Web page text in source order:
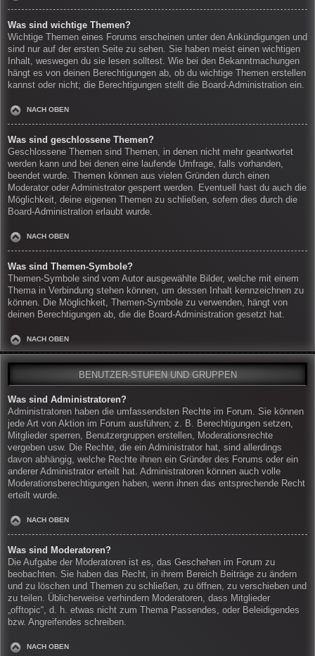
Was sind wichtige Themen?
Wichtige Themen eines Forums erscheinen unter den Ankündigungen und
sind nur auf der ersten Seite zu sehen. Sie haben meist einen wichtigen
Inhalt, weswegen du sie lesen solltest. Wie bei den Bekanntmachungen
hängt es von deinen Berechtigungen ab, ob du wichtige Themen erstellen
kannst oder nicht; die Berechtigungen stellt die Board-Administration ein.
NACH OBEN
Was sind geschlossene Themen?
Geschlossene Themen sind Themen, in denen nicht mehr geantwortet
werden kann und bei denen eine laufende Umfrage, falls vorhanden,
beendet wurde. Themen können aus vielen Gründen durch einen
Moderator oder Administrator gesperrt werden. Eventuell hast du auch die
Möglichkeit, deine eigenen Themen zu schließen, sofern dies durch die
Board-Administration erlaubt wurde.
NACH OBEN
Was sind Themen-Symbole?
Themen-Symbole sind vom Autor ausgewählte Bilder, welche mit einem
Thema in Verbindung stehen können, um dessen Inhalt kennzeichnen zu
können. Die Möglichkeit, Themen-Symbole zu verwenden, hängt von
deinen Berechtigungen ab, die die Board-Administration gesetzt hat.
NACH OBEN
BENUTZER-STUFEN UND GRUPPEN
Was sind Administratoren?
Administratoren haben die umfassendsten Rechte im Forum. Sie können
jede Art von Aktion im Forum ausführen; z. B. Berechtigungen setzen,
Mitglieder sperren, Benutzergruppen erstellen, Moderationsrechte
vergeben usw. Die Rechte, die ein Administrator hat, sind allerdings
davon abhängig, welche Rechte ihnen ein Gründer des Forums oder ein
anderer Administrator erteilt hat. Administratoren können auch volle
Moderationsberechtigungen haben, wenn ihnen das entsprechende Recht
erteilt wurde.
NACH OBEN
Was sind Moderatoren?
Die Aufgabe der Moderatoren ist es, das Geschehen im Forum zu
beobachten. Sie haben das Recht, in ihrem Bereich Beiträge zu ändern
und zu löschen und Themen zu schließen, zu öffnen, zu verschieben und
zu teilen. Üblicherweise verhindern Moderatoren, dass Mitglieder
„offtopic“, d. h. etwas nicht zum Thema Passendes, oder Beleidigendes
bzw. Angreifendes schreiben.
NACH OBEN